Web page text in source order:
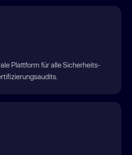
Plattform für alle Sicherheits-